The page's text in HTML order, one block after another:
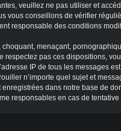
veuillez ne pas utiliser et
conseillons de vérifier
responsable des conditions
menaçant,
pas ces dispositions,
IP de tous les messages
n’importe quel sujet et
dans notre base de
responsables en cas de